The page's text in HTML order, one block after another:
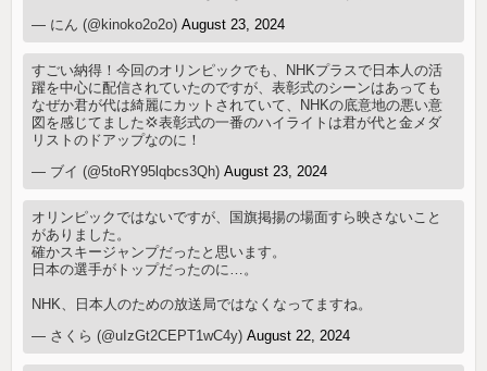
— にん (@kinoko2o2o)August 23, 2024
すごい納得！今回のオリンピックでも、NHKプラスで日本人の活
躍を中心に配信されていたのですが、表彰式のシーンはあっても
なぜか君が代は綺麗にカットされていて、NHKの底意地の悪い意
図を感じてました💢表彰式の一番のハイライトは君が代と金メダ
リストのドアップなのに！
— ブイ (@5toRY95lqbcs3Qh)August 23, 2024
オリンピックではないですが、国旗掲揚の場面すら映さないこと
がありました。
確かスキージャンプだったと思います。
日本の選手がトップだったのに…。
NHK、日本人のための放送局ではなくなってますね。
— さくら (@uIzGt2CEPT1wC4y)August 22, 2024